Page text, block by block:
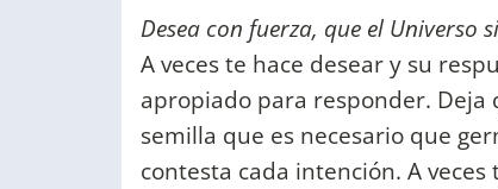
Desea con fuerza, que el Universo
A veces te hace desear y su
apropiado para responder.
semilla que es necesario que
contesta cada intención. A